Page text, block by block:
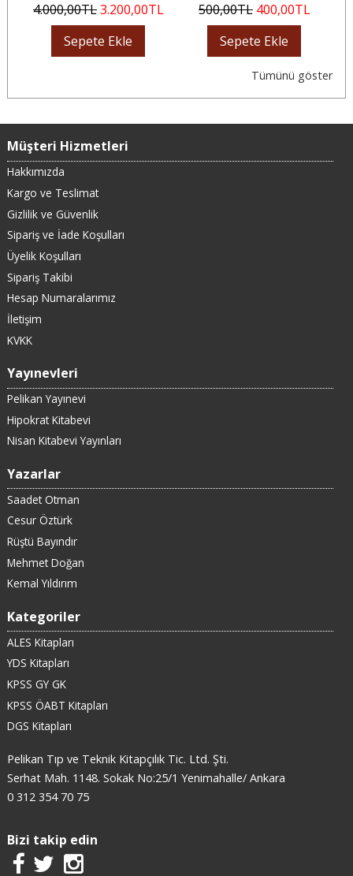
4.000,00TL3.200,00TL
Sepete Ekle
500,00TL 400,00TL
Sepete Ekle
Tümünü göster
Müşteri Hizmetleri
Hakkımızda
Kargo ve Teslimat
Gizlilik ve Güvenlik
Sipariş ve İade Koşulları
Üyelik Koşulları
Sipariş Takibi
Hesap Numaralarımız
İletişim
KVKK
Yayınevleri
Pelikan Yayınevi
Hipokrat Kitabevi
Nisan Kitabevi Yayınları
Yazarlar
Saadet Otman
Cesur Öztürk
Rüştü Bayındır
Mehmet Doğan
Kemal Yıldırım
Kategoriler
ALES Kitapları
YDS Kitapları
KPSS GY GK
KPSS ÖABT Kitapları
DGS Kitapları
Pelikan Tıp ve Teknik Kitapçılık Tic. Ltd. Şti.
Serhat Mah. 1148. Sokak No:25/1 Yenimahalle/ Ankara
0 312 354 70 75
Bizi takip edin